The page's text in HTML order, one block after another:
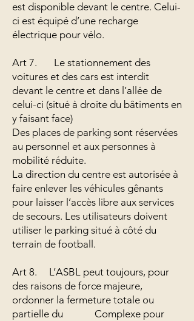
est disponible devant le centre. Celui-
ci est équipé d’une recharge
électrique pour vélo.
Art 7. Le stationnement des
voitures et des cars est interdit
devant le centre et dans l’allée de
celui-ci (situé à droite du bâtiments en
y faisant face)
Des places de parking sont réservées
au personnel et aux personnes à
mobilité réduite.
La direction du centre est autorisée à
faire enlever les véhicules gênants
pour laisser l’accès libre aux services
de secours. Les utilisateurs doivent
utiliser le parking situé à côté du
terrain de football.
Art 8. L’ASBL peut toujours, pour
des raisons de force majeure,
ordonner la fermeture totale ou
partielle du Complexe pour